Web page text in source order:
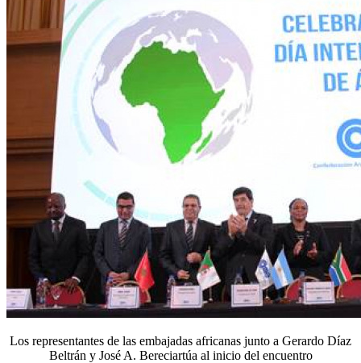
Los representantes de las embajadas africanas junto a Gerardo Díaz
Beltrán y José A. Bereciartúa al inicio del encuentro